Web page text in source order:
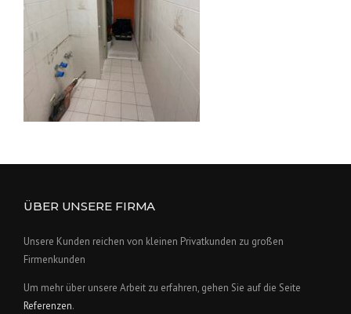
ÜBER UNSERE FIRMA
Unsere Kunden reichen von kleinen Privatkunden zu großen
Firmenkunden
Um mehr über unsere Arbeit zu erfahren, gehen Sie auf die Seite
Referenzen.